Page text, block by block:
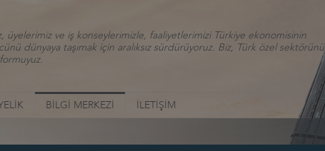
üyelerimiz ve iş konseylerimizle, faaliyetlerimizi Türkiye ekonomisinin
dünyaya taşımak için aralıksız sürdürüyoruz. Biz, Türk özel sektörünü
BİLGİ MERKEZİ İLETİŞİM